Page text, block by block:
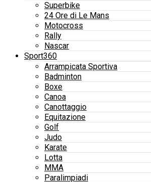
Superbike
24 Ore di Le Mans
Motocross
Rally
Nascar
Sport360
Arrampicata Sportiva
Badminton
Boxe
Canoa
Canottaggio
Equitazione
Golf
Judo
Karate
Lotta
MMA
Paralimpiadi